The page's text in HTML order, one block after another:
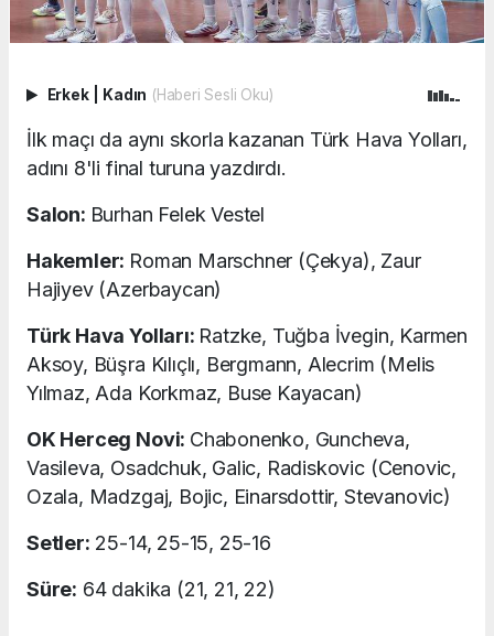
Erkek Kadın (Haberi Sesli Oku)
İlk maçı da aynı skorla kazanan Türk Hava Yolları,
adını 8'li final turuna yazdırdı.
Salon: Burhan Felek Vestel
Hakemler: Roman Marschner (Çekya), Zaur
Hajiyev (Azerbaycan)
Türk Hava Yolları: Ratzke, Tuğba İvegin, Karmen
Aksoy, Büşra Kılıçlı, Bergmann, Alecrim (Melis
Yılmaz, Ada Korkmaz, Buse Kayacan)
OK Herceg Novi: Chabonenko, Guncheva,
Vasileva, Osadchuk, Galic, Radiskovic (Cenovic,
Ozala, Madzgaj, Bojic, Einarsdottir, Stevanovic)
Setler: 25-14, 25-15, 25-16
Süre: 64 dakika (21, 21, 22)